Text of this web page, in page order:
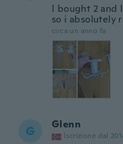
I bought 2 and
so i absolutely
circa un anno fa
G Glenn
Iscrizione dal